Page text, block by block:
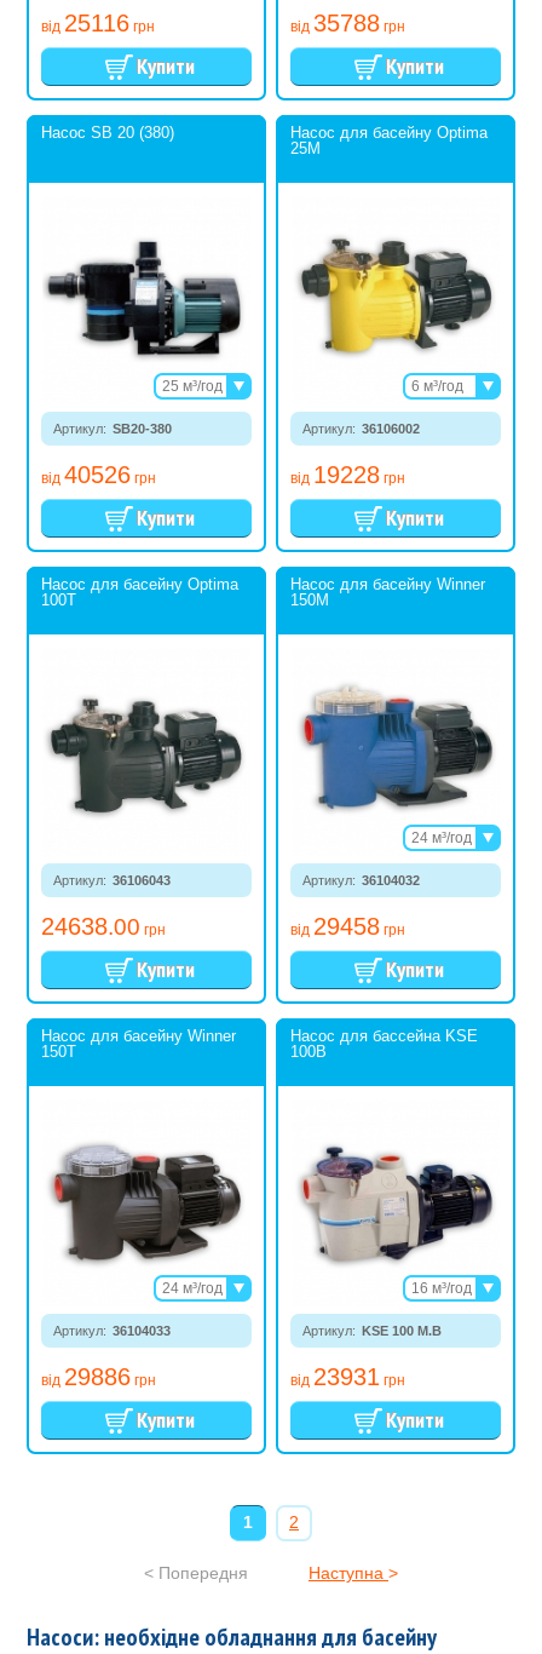
від 25116 грн від 35788 грн
Насос SB 20 (380)
Артикул: SB20-380
від 40526 грн
25 м³/год
29 м³/год
Насос для басейну Optima
25M
Артикул: 36106002
від 19228 грн
6 м³/год
8 м³/год
10 м³/год
Насос для басейну Optima
100T
Артикул: 36106043
24638.00 грн
Насос для басейну Winner
150M
Артикул: 36104032
від 29458 грн
24 м³/год
31 м³/год
Насос для басейну Winner
150T
Артикул: 36104033
від 29886 грн
24 м³/год
26 м³/год
31 м³/год
Насос для бассейна KSE
100B
Артикул: KSE 100 M.B
від 23931 грн
16 м³/год
22 м³/год
26 м³/год
< Попередня
1 2
Наступна >
Насоси: необхідне обладнання для басейну